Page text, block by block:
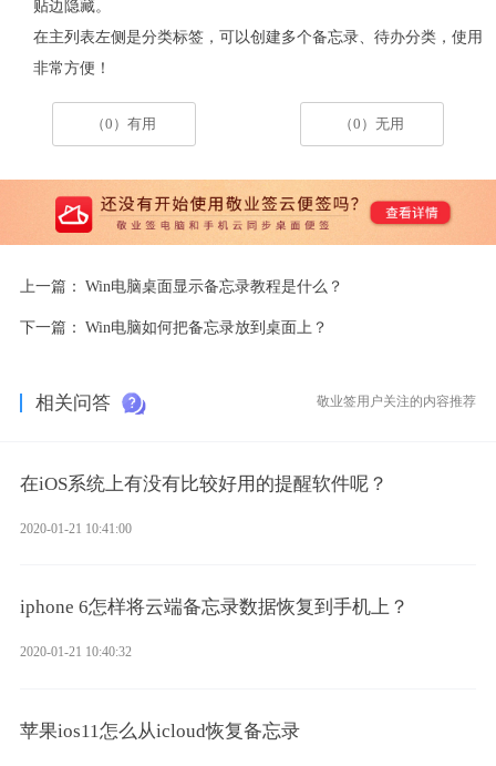
贴边隐藏。
在主列表左侧是分类标签，可以创建多个备忘录、待办分类，使用
非常方便！
（0）有用 （0）无用
上一篇： Win电脑桌面显示备忘录教程是什么？
下一篇： Win电脑如何把备忘录放到桌面上？
相关问答 敬业签用户关注的内容推荐
在iOS系统上有没有比较好用的提醒软件呢？
2020-01-21 10:41:00
iphone 6怎样将云端备忘录数据恢复到手机上？
2020-01-21 10:40:32
苹果ios11怎么从icloud恢复备忘录